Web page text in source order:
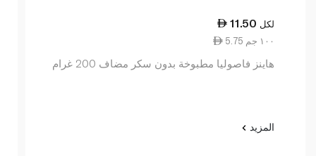
11.50 لكل
5.75 ١٠٠ جم
هاينز فاصوليا مطبوخة بدون سكر مضاف 200 غرام
المزيد